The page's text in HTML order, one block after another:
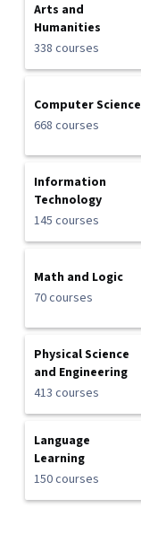
Arts and
Humanities
338 courses
Computer Science
668 courses
Information
Technology
145 courses
Math and Logic
70 courses
Physical Science
and Engineering
413 courses
Language
Learning
150 courses